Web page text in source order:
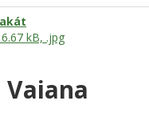
kB, .jpg